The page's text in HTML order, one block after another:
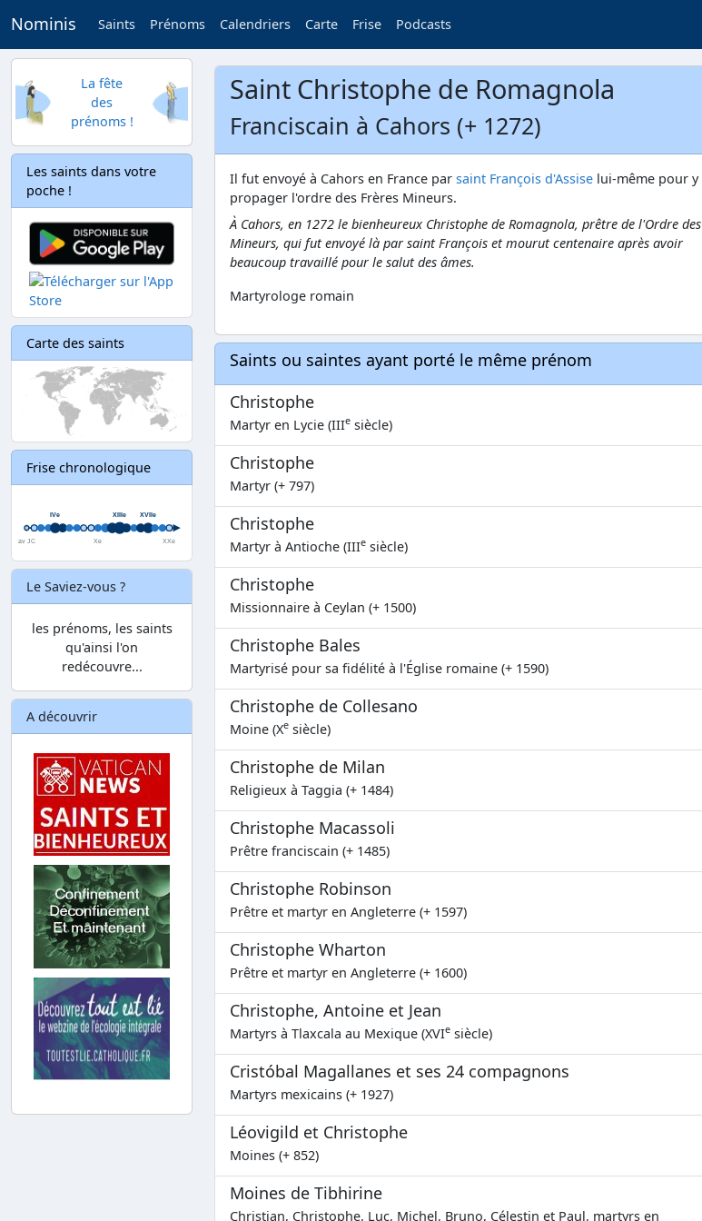
Nominis Saints Prénoms Calendriers Carte Frise Podcasts
La fête
des
prénoms !
Les saints dans votre
poche !
Carte des saints
Frise chronologique
Le Saviez-vous ?
les prénoms, les saints
qu'ainsi l'on
redécouvre...
A découvrir
Saint Christophe de Romagnola
Franciscain à Cahors (+ 1272)
Il fut envoyé à Cahors en France par saint François d'Assise lui-même pour y
propager l'ordre des Frères Mineurs.
À Cahors, en 1272 le bienheureux Christophe de Romagnola, prêtre de l'Ordre des
Mineurs, qui fut envoyé là par saint François et mourut centenaire après avoir
beaucoup travaillé pour le salut des âmes.
Martyrologe romain
Saints ou saintes ayant porté le même prénom
Christophe
Martyr en Lycie (IIIe siècle)
Christophe
Martyr (+ 797)
Christophe
Martyr à Antioche (IIIe siècle)
Christophe
Missionnaire à Ceylan (+ 1500)
Christophe Bales
Martyrisé pour sa fidélité à l'Église romaine (+ 1590)
Christophe de Collesano
Moine (Xe siècle)
Christophe de Milan
Religieux à Taggia (+ 1484)
Christophe Macassoli
Prêtre franciscain (+ 1485)
Christophe Robinson
Prêtre et martyr en Angleterre (+ 1597)
Christophe Wharton
Prêtre et martyr en Angleterre (+ 1600)
Christophe, Antoine et Jean
Martyrs à Tlaxcala au Mexique (XVIe siècle)
Cristóbal Magallanes et ses 24 compagnons
Martyrs mexicains (+ 1927)
Léovigild et Christophe
Moines (+ 852)
Moines de Tibhirine
Christian, Christophe, Luc, Michel, Bruno, Célestin et Paul, martyrs en